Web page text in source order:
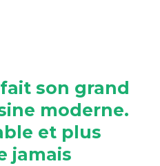
son grand
moderne.
et plus
jamais